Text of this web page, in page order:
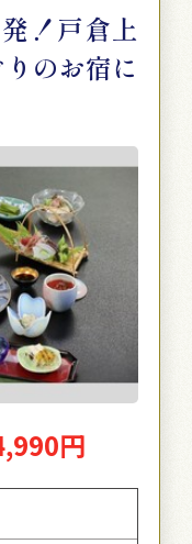
！戸倉上
のお宿に
円